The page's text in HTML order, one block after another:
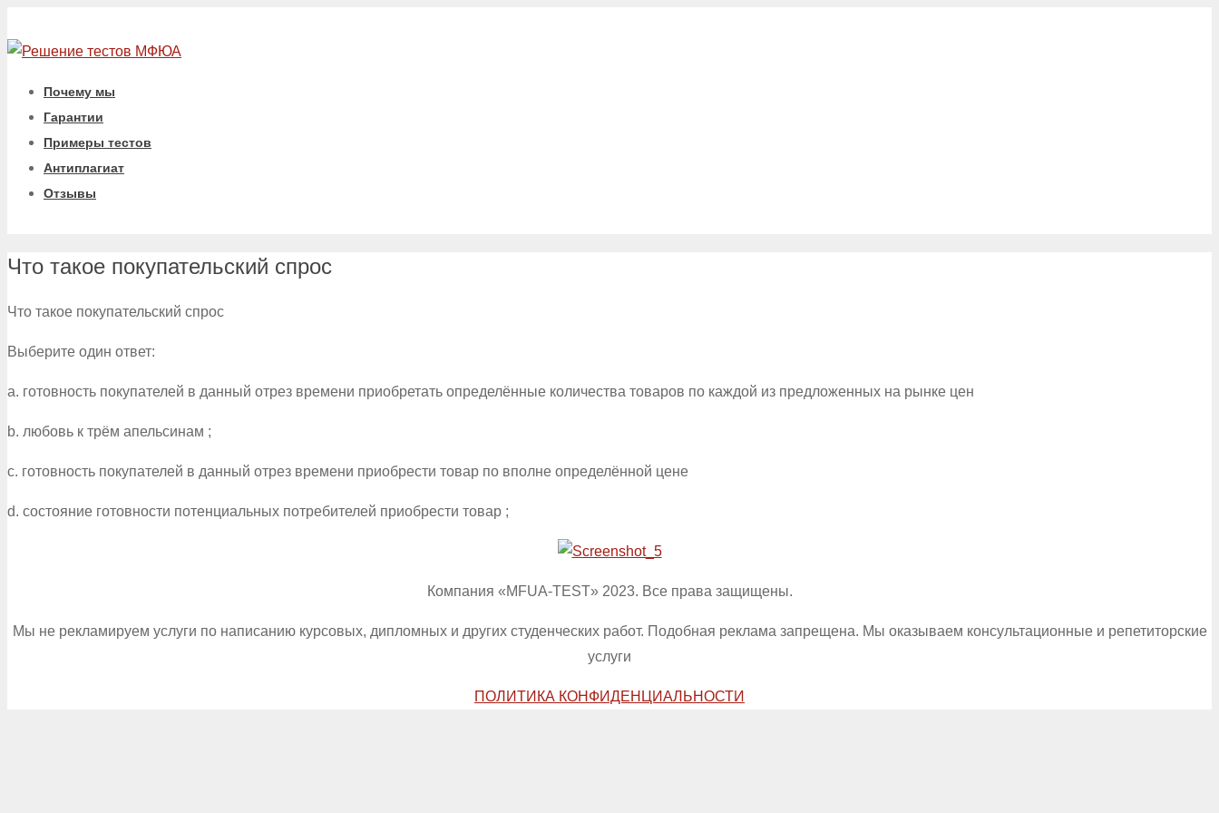
Почему мы
Гарантии
Примеры тестов
Антиплагиат
Отзывы
Что такое покупательский спрос
Что такое покупательский спрос
Выберите один ответ:
a. готовность покупателей в данный отрез времени приобретать определённые количества товаров по каждой из предложенных на рынке цен
b. любовь к трём апельсинам ;
c. готовность покупателей в данный отрез времени приобрести товар по вполне определённой цене
d. состояние готовности потенциальных потребителей приобрести товар ;
Компания «MFUA-TEST» 2023. Все права защищены.
Мы не рекламируем услуги по написанию курсовых, дипломных и других студенческих работ. Подобная реклама запрещена. Мы оказываем консультационные и репетиторские
услуги
ПОЛИТИКА КОНФИДЕНЦИАЛЬНОСТИ